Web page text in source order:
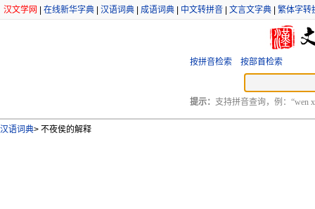
汉文学网 在线新华字典 汉语词典 成语词典 中文转拼音 文言文字典 繁体字转
按拼音检索 按部首检索
提示： 支持拼音查询，例：“wen
汉语词典> 不夜侯的解释